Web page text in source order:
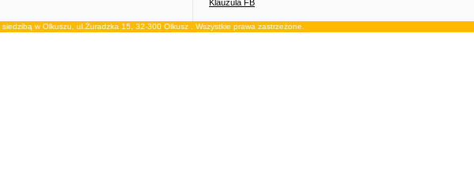
Klauzula FB
w Olkuszu, ul.Żuradzka 15, 32-300 Olkusz . Wszystkie prawa zastrzeżone.